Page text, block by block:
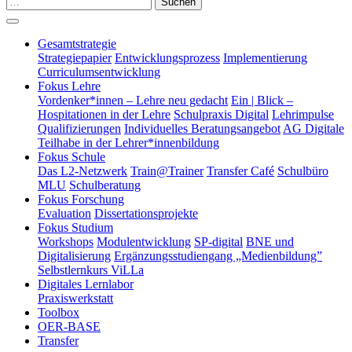
Gesamtstrategie
Strategiepapier Entwicklungsprozess Implementierung
Curriculumsentwicklung
Fokus Lehre
Vordenker*innen – Lehre neu gedacht Ein | Blick –
Hospitationen in der Lehre Schulpraxis Digital Lehrimpulse
Qualifizierungen Individuelles Beratungsangebot AG Digitale
Teilhabe in der Lehrer*innenbildung
Fokus Schule
Das L2-Netzwerk Train@Trainer Transfer Café Schulbüro
MLU Schulberatung
Fokus Forschung
Evaluation Dissertationsprojekte
Fokus Studium
Workshops Modulentwicklung SP-digital BNE und
Digitalisierung Ergänzungsstudiengang „Medienbildung”
Selbstlernkurs ViLLa
Digitales Lernlabor
Praxiswerkstatt
Toolbox
OER-BASE
Transfer